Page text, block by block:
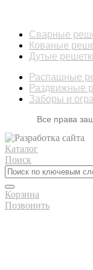
Сварные
Кованые
Дутые
Распашные
Раздвижные
Заборы и
Все права
Каталог
Поиск
Корзина
Позвонить